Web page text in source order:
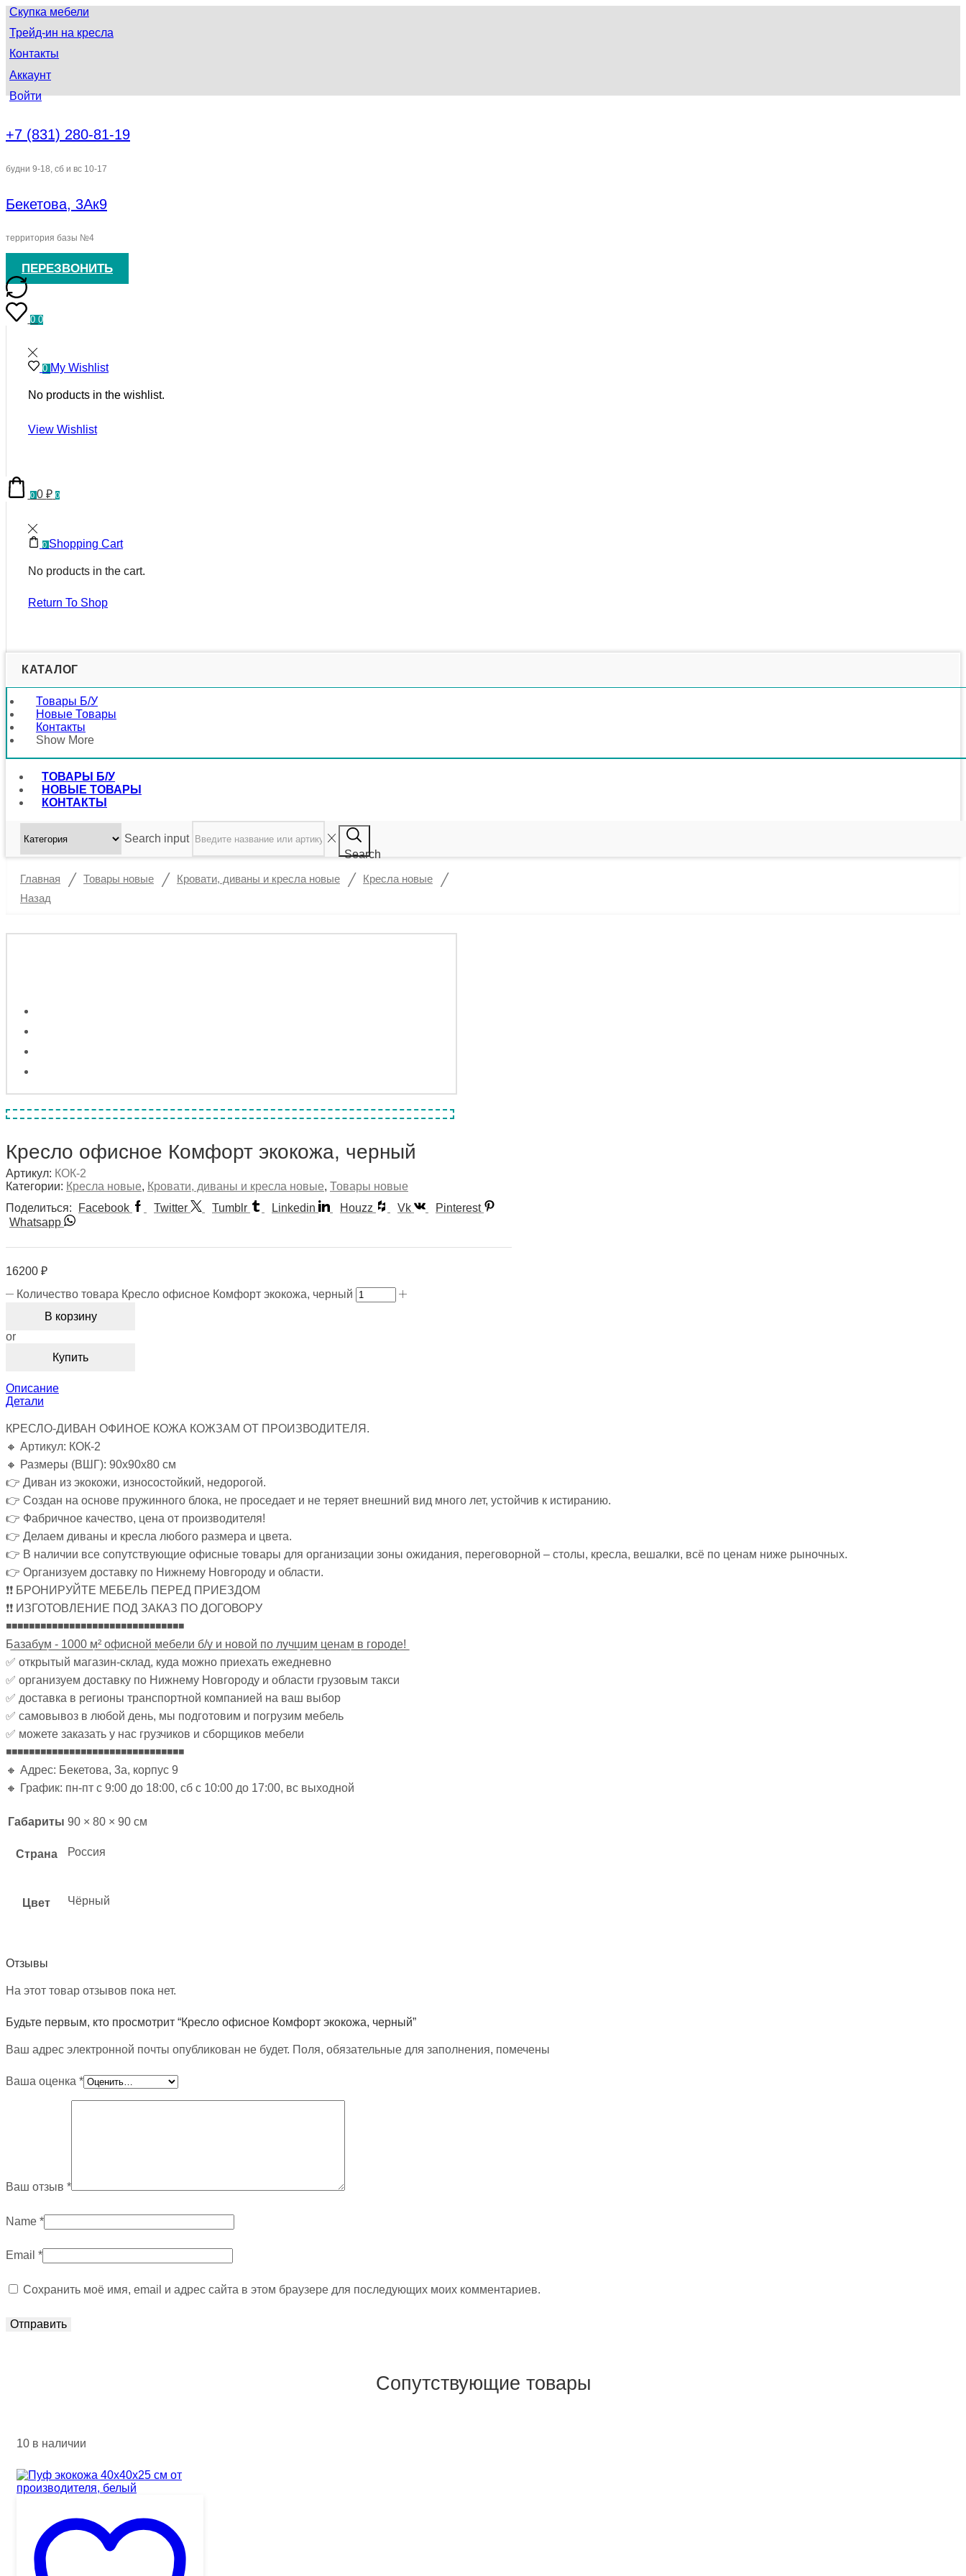
Скупка мебели
Трейд-ин на кресла
Контакты
Аккаунт
Войти
+7 (831) 280-81-19
будни 9-18, сб и вс 10-17
Бекетова, 3Ак9
территория базы №4
ПЕРЕЗВОНИТЬ
00
0 My Wishlist
No products in the wishlist.
View Wishlist
00₽ 0
0 Shopping Cart
No products in the cart.
Return To Shop
КАТАЛОГ
Товары Б/у
Новые Товары
Контакты
Show More
ТОВАРЫ Б/У
НОВЫЕ ТОВАРЫ
КОНТАКТЫ
Search input
Search
Главная / Товары новые / Кровати, диваны и кресла новые / Кресла новые /
Назад
Кресло офисное Комфорт экокожа, черный
Артикул: КОК-2
Категории: Кресла новые, Кровати, диваны и кресла новые, Товары новые
Поделиться:
Facebook Twitter Tumblr Linkedin Houzz Vk
Pinterest
Whatsapp
16200 ₽
Количество товара Кресло офисное Комфорт экокожа, черный
В корзину
or
Купить
Описание
Детали
КРЕСЛО-ДИВАН ОФИНОЕ КОЖА КОЖЗАМ ОТ ПРОИЗВОДИТЕЛЯ.
🔸 Артикул: КОК-2
🔸 Размеры (ВШГ): 90х90х80 см
👉 Диван из экокожи, износостойкий, недорогой.
👉 Создан на основе пружинного блока, не проседает и не теряет внешний вид много лет, устойчив к истиранию.
👉 Фабричное качество, цена от производителя!
👉 Делаем диваны и кресла любого размера и цвета.
👉 В наличии все сопутствующие офисные товары для организации зоны ожидания, переговорной – столы, кресла, вешалки, всё по ценам ниже рыночных.
👉 Организуем доставку по Нижнему Новгороду и области.
❗❗ БРОНИРУЙТЕ МЕБЕЛЬ ПЕРЕД ПРИЕЗДОМ
❗❗ ИЗГОТОВЛЕНИЕ ПОД ЗАКАЗ ПО ДОГОВОРУ
◾◾◾◾◾◾◾◾◾◾◾◾◾◾◾◾◾◾◾◾◾◾◾◾◾◾◾◾◾◾◾
Б̲а̲з̲а̲б̲у̲м̲ ̲-̲ ̲1̲0̲0̲0̲ ̲м̲²̲ ̲о̲ф̲и̲с̲н̲о̲й̲ ̲м̲е̲б̲е̲л̲и̲ ̲б̲/̲у̲ ̲и̲ ̲н̲о̲в̲о̲й̲ ̲п̲о̲ ̲л̲у̲ч̲ш̲и̲м̲ ̲ц̲е̲н̲а̲м̲ ̲в̲ ̲г̲о̲р̲о̲д̲е̲!̲
✅ открытый магазин-склад, куда можно приехать ежедневно
✅ организуем доставку по Нижнему Новгороду и области грузовым такси
✅ доставка в регионы транспортной компанией на ваш выбор
✅ самовывоз в любой день, мы подготовим и погрузим мебель
✅ можете заказать у нас грузчиков и сборщиков мебели
◾◾◾◾◾◾◾◾◾◾◾◾◾◾◾◾◾◾◾◾◾◾◾◾◾◾◾◾◾◾◾
🔸 Адрес: Бекетова, 3а, корпус 9
🔸 График: пн-пт с 9:00 до 18:00, сб с 10:00 до 17:00, вс выходной
Габариты 90 × 80 × 90 см
Страна Россия
Цвет Чёрный
Отзывы
На этот товар отзывов пока нет.
Будьте первым, кто просмотрит “Кресло офисное Комфорт экокожа, черный”
Ваш адрес электронной почты опубликован не будет. Поля, обязательные для заполнения, помечены
Ваша оценка *
Ваш отзыв *
Name *
Email *
Сохранить моё имя, email и адрес сайта в этом браузере для последующих моих комментариев.
Сопутствующие товары
10 в наличии